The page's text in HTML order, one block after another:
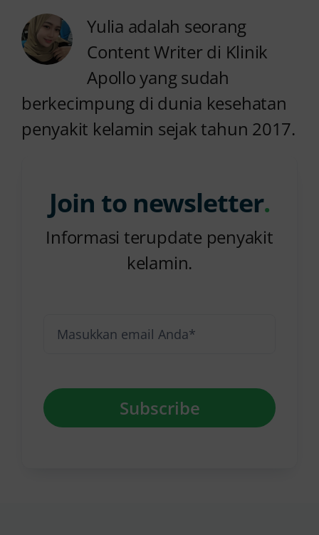
Join to newsletter.
Informasi terupdate penyakit
kelamin.
Subscribe
Yulia adalah seorang
Content Writer di Klinik
Apollo yang sudah
berkecimpung di dunia kesehatan
penyakit kelamin sejak tahun 2017.